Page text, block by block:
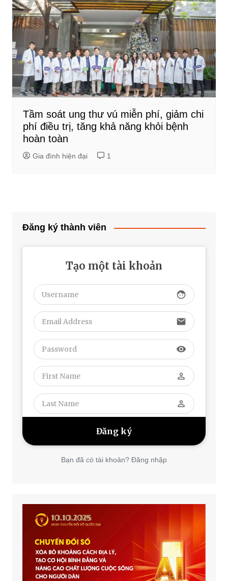
Tầm soát ung thư vú miễn phí, giảm chi
phí điều trị, tăng khả năng khỏi bệnh
hoàn toàn
Gia đình hiện đại 1
Đăng ký thành viên
Tạo một tài khoản
face
email
visibility
perm_identity
perm_identity
Bạn đã có tài khoản? Đăng nhập